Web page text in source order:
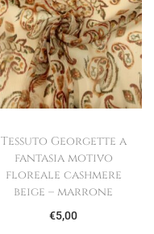
a
:
€
7
0
0
0
.
9
,
0
0
.
Tessuto Georgette a
fantasia motivo
floreale cashmere
beige – marrone
€5,00